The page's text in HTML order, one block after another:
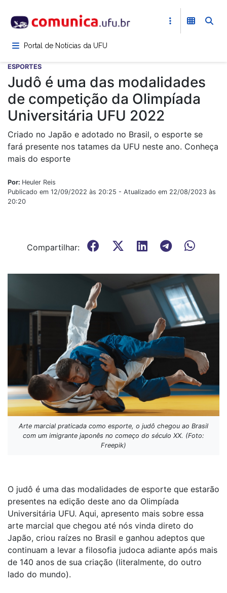
para
conteúdoPortal de Notícias da UFU
ESPORTES
Judô é uma das modalidades
de competição da Olimpíada
Universitária UFU 2022
Criado no Japão e adotado no Brasil, o esporte se
fará presente nos tatames da UFU neste ano. Conheça
mais do esporte
Por: Heuler Reis
Publicado em 12/09/2022 às 20:25 - Atualizado em 22/08/2023 às
20:20
Compartilhar:
Arte marcial praticada como esporte, o judô chegou ao Brasil
com um imigrante japonês no começo do século XX. (Foto:
Freepik)
O judô é uma das modalidades de esporte que estarão
presentes na edição deste ano da Olimpíada
Universitária UFU. Aqui, apresento mais sobre essa
arte marcial que chegou até nós vinda direto do
Japão, criou raízes no Brasil e ganhou adeptos que
continuam a levar a filosofia judoca adiante após mais
de 140 anos de sua criação (literalmente, do outro
lado do mundo).